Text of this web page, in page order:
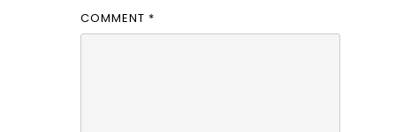
COMMENT *